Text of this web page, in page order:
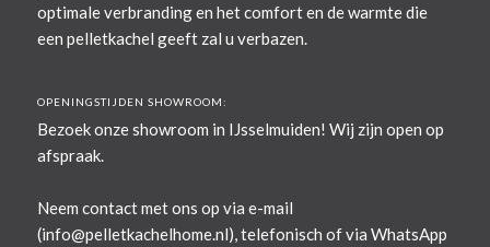
optimale verbranding en het comfort en de warmte die
een pelletkachel geeft zal u verbazen.
OPENINGSTIJDEN SHOWROOM:
Bezoek onze showroom in IJsselmuiden! Wij zijn open op
afspraak.
Neem contact met ons op via e-mail
(info@pelletkachelhome.nl), telefonisch of via WhatsApp